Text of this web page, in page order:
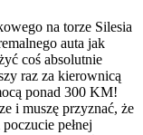
na torze Silesia
auta jak
coś absolutnie
raz za kierownicą
ponad 300 KM!
i muszę przyznać, że
pełnej